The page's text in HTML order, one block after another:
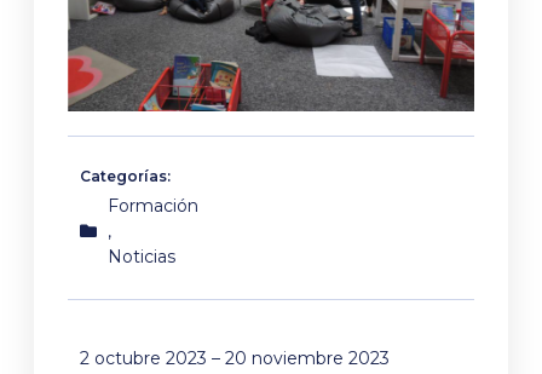
Categorías:
Formación
,
Noticias
2 octubre 2023 – 20 noviembre 2023